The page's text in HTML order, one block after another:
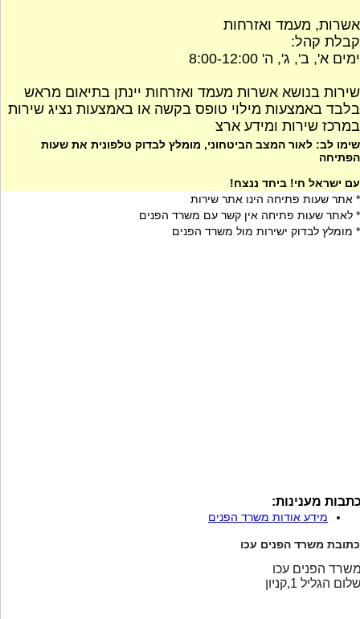
אשרות, מעמד ואזרחות
קבלת קהל:
ימים א', ב', ג', ה' 8:00-12:00
שירות בנושא אשרות מעמד ואזרחות יינתן בתיאום מראש
בלבד באמצעות מילוי טופס בקשה או באמצעות נציג שירות
במרכז שירות ומידע ארצ
שימו לב: לאור המצב הביטחוני, מומלץ לבדוק טלפונית את שעות
הפתיחה
עם ישראל חי! ביחד ננצח!
* אתר שעות פתיחה הינו אתר שירות
* לאתר שעות פתיחה אין קשר עם משרד הפנים
* מומלץ לבדוק ישירות מול משרד הפנים
מענינות:
מידע אודות משרד הפנים
כתובת משרד הפנים עכו
הפנים עכו
הגליל 1,קניון